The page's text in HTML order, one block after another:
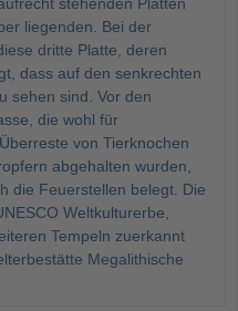
liegenden. Bei der
dritte Platte, deren
dass auf den senkrechten
sehen sind. Vor den
die wohl für
von Tierknochen
abgehalten wurden,
die Feuerstellen belegt. Die
Weltkulturerbe,
Tempeln zuerkannt
Megalithische